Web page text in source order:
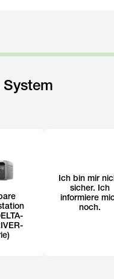
Ich bin mir
sicher. Ich
informiere
noch.